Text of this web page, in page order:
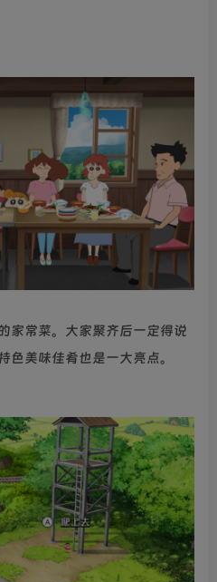
家常菜。大家聚齐后一定得说
美味佳肴也是一大亮点。